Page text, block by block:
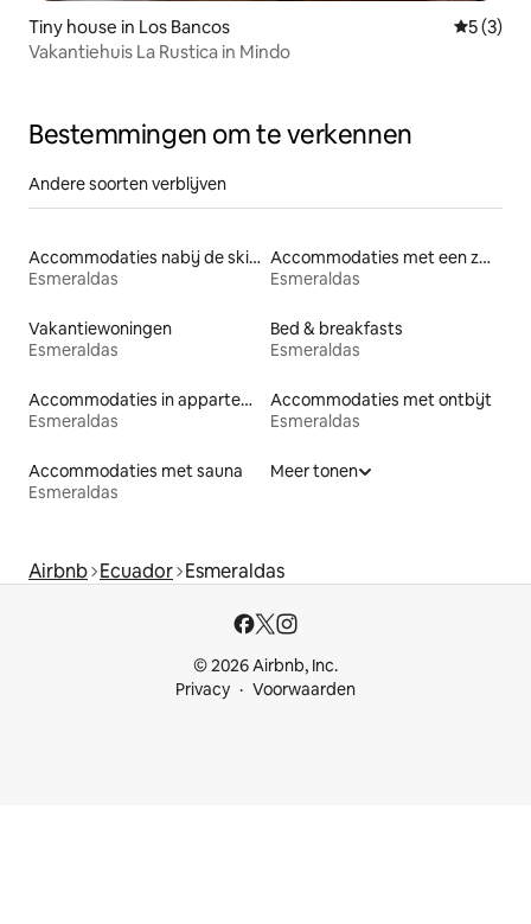
Tiny house in Los Bancos
5 (3)
Vakantiehuis La Rustica in Mindo
Bestemmingen om te verkennen
Andere soorten verblijven
Accommodaties nabij de skipiste
Esmeraldas
Accommodaties met een zwembad
Esmeraldas
Vakantiewoningen
Esmeraldas
Bed & breakfasts
Esmeraldas
Accommodaties in appartementen met diensten
Esmeraldas
Accommodaties met ontbijt
Esmeraldas
Accommodaties met sauna
Esmeraldas
Meer tonen
Airbnb Ecuador Esmeraldas
© 2026 Airbnb, Inc.
Privacy
Voorwaarden